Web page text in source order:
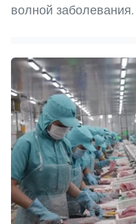
волной заболевания.